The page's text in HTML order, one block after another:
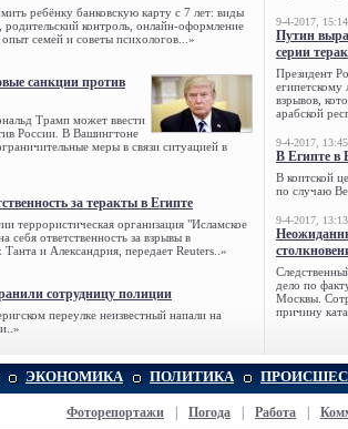
ребёнку банковскую карту с 7 лет: виды
контроль, онлайн-оформление
семей и советы психологов...»
санкции против
Трамп может ввести
России. В Вашингтоне
меры в связи ситуацией в
за теракты в Египте
террористическая организация "Исламское
себя ответственность за взрывы в
Танта и Александрия, передает Reuters..»
сотрудницу полиции
переулке неизвестный напали на
9-4-2017, 15:14
Путин
серии
Президент
египетскому
взрывов,
арабской
9-4-2017, 13:45
В Египте в
В коптской
по случаю
9-4-2017, 13:13
дело по
Москвы.
причину
ЭКОНОМИКА ПОЛИТИКА
Фоторепортажи Погода Работа